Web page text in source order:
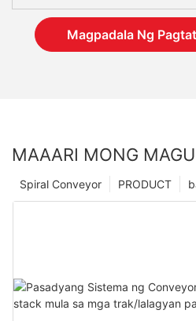
Magpadala Ng
MAAARI MONG
PRODUCT
Spiral Conveyor